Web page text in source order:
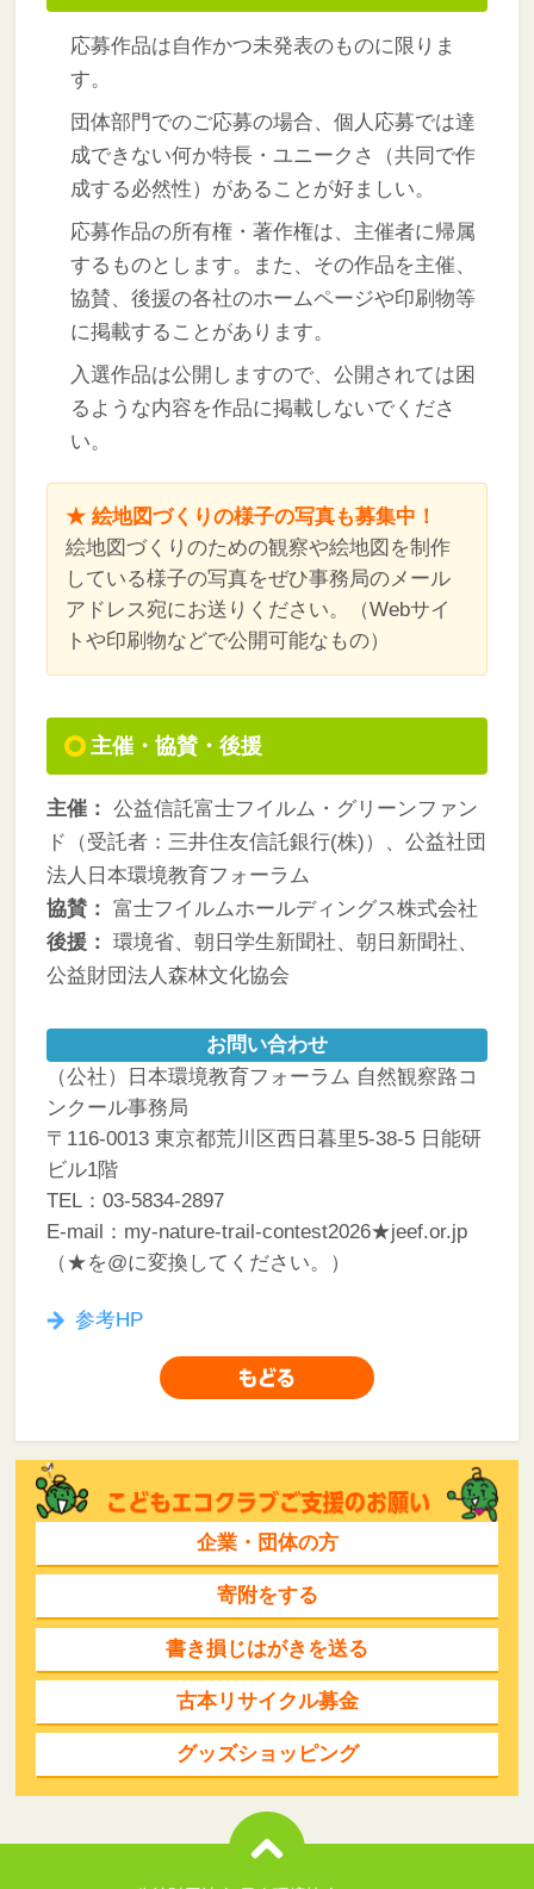
応募作品は自作かつ未発表のものに限りま
す。
団体部門でのご応募の場合、個人応募では達
成できない何か特長・ユニークさ（共同で作
成する必然性）があることが好ましい。
応募作品の所有権・著作権は、主催者に帰属
するものとします。また、その作品を主催、
協賛、後援の各社のホームページや印刷物等
に掲載することがあります。
入選作品は公開しますので、公開されては困
るような内容を作品に掲載しないでくださ
い。
★ 絵地図づくりの様子の写真も募集中！
絵地図づくりのための観察や絵地図を制作
している様子の写真をぜひ事務局のメール
アドレス宛にお送りください。（Webサイ
トや印刷物などで公開可能なもの）
主催・協賛・後援
主催： 公益信託富士フイルム・グリーンファン
ド（受託者：三井住友信託銀行(株)）、公益社団
法人日本環境教育フォーラム
協賛： 富士フイルムホールディングス株式会社
後援： 環境省、朝日学生新聞社、朝日新聞社、
公益財団法人森林文化協会
お問い合わせ
（公社）日本環境教育フォーラム 自然観察路コ
ンクール事務局
〒116-0013 東京都荒川区西日暮里5-38-5 日能研
ビル1階
TEL：03-5834-2897
E-mail：my-nature-trail-contest2026★jeef.or.jp
（★を@に変換してください。）
参考HP
企業・団体の方
寄附をする
書き損じはがきを送る
古本リサイクル募金
グッズショッピング